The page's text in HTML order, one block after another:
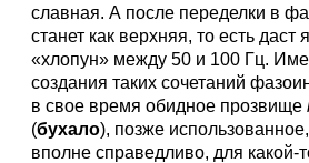
славная. А после переделки в
станет как верхняя, то есть
«хлопун» между 50 и 100 Гц.
создания таких сочетаний
в свое время обидное прозвище
(бухало), позже
вполне справедливо, для какой-